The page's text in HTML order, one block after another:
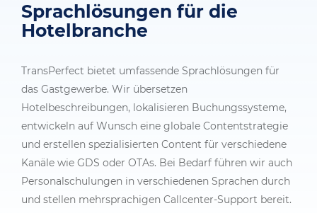
Sprachlösungen für die
Hotelbranche
TransPerfect bietet umfassende Sprachlösungen für
das Gastgewerbe. Wir übersetzen
Hotelbeschreibungen, lokalisieren Buchungssysteme,
entwickeln auf Wunsch eine globale Contentstrategie
und erstellen spezialisierten Content für verschiedene
Kanäle wie GDS oder OTAs. Bei Bedarf führen wir auch
Personalschulungen in verschiedenen Sprachen durch
und stellen mehrsprachigen Callcenter-Support bereit.